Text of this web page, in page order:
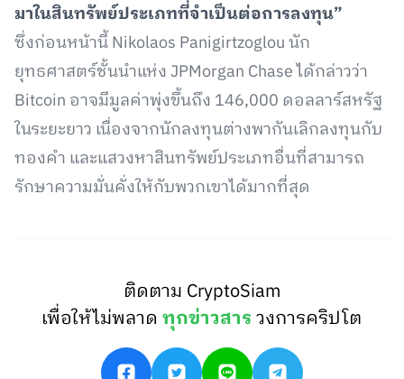
มาในสินทรัพย์ประเภทที่จำเป็นต่อการลงทุน”
ซึ่งก่อนหน้านี้ Nikolaos Panigirtzoglou นัก
ยุทธศาสตร์ชั้นนำแห่ง JPMorgan Chase ได้กล่าวว่า
Bitcoin อาจมีมูลค่าพุ่งขึ้นถึง 146,000 ดอลลาร์สหรัฐ
ในระยะยาว เนื่องจากนักลงทุนต่างพากันเลิกลงทุนกับ
ทองคำ และแสวงหาสินทรัพย์ประเภทอื่นที่สามารถ
รักษาความมั่นคั่งให้กับพวกเขาได้มากที่สุด
ติดตาม CryptoSiam
เพื่อให้ไม่พลาดทุกข่าวสารวงการคริปโต